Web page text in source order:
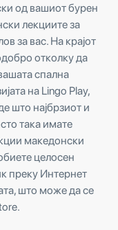
од вашиот бурен
лекциите за
за вас. На крајот
отколку да
спална
на Lingo Play,
што најбрзиот и
така имате
македонски
целосен
преку Интернет
што може да се